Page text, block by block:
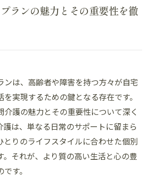
ランの魅力とその重要性を徹
ンは、高齢者や障害を持つ方々が自宅
実現するための鍵となる存在です。
介護の魅力とその重要性について深く
護は、単なる日常のサポートに留まら
とりのライフスタイルに合わせた個別
。それが、より質の高い生活と心の豊
す。